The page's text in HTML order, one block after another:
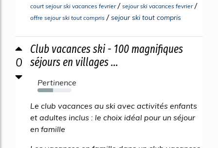
court sejour ski vacances fevrier/ sejour ski vacances fevrier/
offre sejour ski tout compris /sejour ski tout compris
0
Club vacances ski - 100 magnifiques
séjours en villages ...
Pertinence
46%
Le club vacances au ski avec activités enfants
et adultes inclus : le choix idéal pour un séjour
en famille